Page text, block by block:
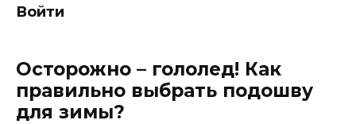
Войти
Осторожно – гололед! Как
правильно выбрать подошву
для зимы?